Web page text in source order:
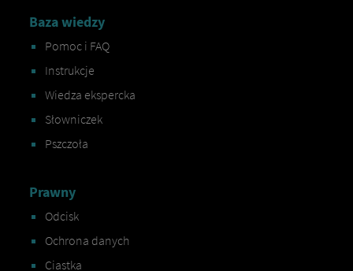
Baza wiedzy
Pomoc i FAQ
Instrukcje
Wiedza ekspercka
Słowniczek
Pszczoła
Prawny
Odcisk
Ochrona danych
Ciastka